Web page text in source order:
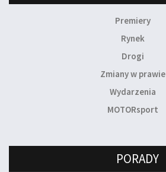
Premiery
Rynek
Drogi
Zmiany w prawie
Wydarzenia
MOTORsport
PORADY